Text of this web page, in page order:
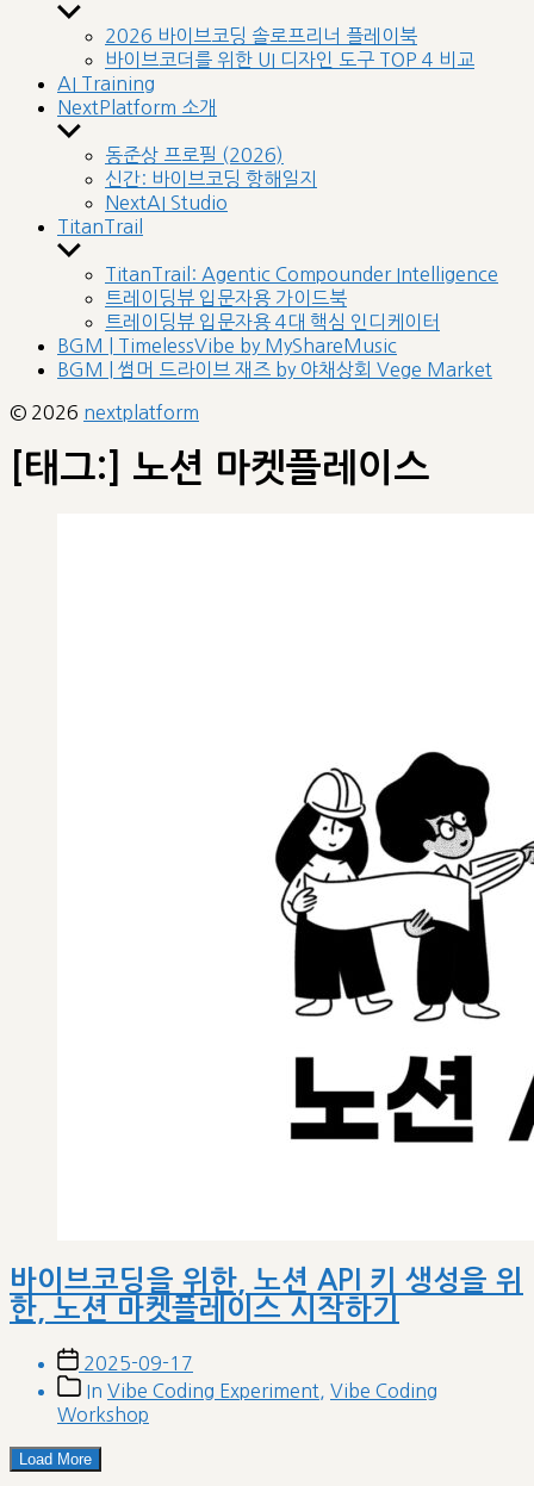
Show
sub
menu
2026 바이브코딩 솔로프리너 플레이북
바이브코더를 위한 UI 디자인 도구 TOP 4 비교
AI Training
NextPlatform 소개
Show
sub
menu
동준상 프로필 (2026)
신간: 바이브코딩 항해일지
NextAI Studio
TitanTrail
Show
sub
menu
TitanTrail: Agentic Compounder Intelligence
트레이딩뷰 입문자용 가이드북
트레이딩뷰 입문자용 4대 핵심 인디케이터
BGM | TimelessVibe by MyShareMusic
BGM | 썸머 드라이브 재즈 by 야채상회 Vege Market
© 2026 nextplatform
[태그:] 노션 마켓플레이스
바이브코딩을 위한, 노션 API 키 생성을 위
한, 노션 마켓플레이스 시작하기
Post
date
2025-09-17
Post
categories
In Vibe Coding Experiment
Vibe Coding
Workshop
Load More